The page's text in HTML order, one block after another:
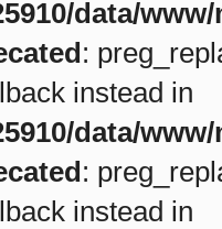
data/
:
instead in
data/
:
instead in